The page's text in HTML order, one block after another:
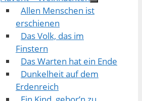
Allen Menschen ist
erschienen
Das Volk, das im
Finstern
Das Warten hat ein Ende
Dunkelheit auf dem
Erdenreich